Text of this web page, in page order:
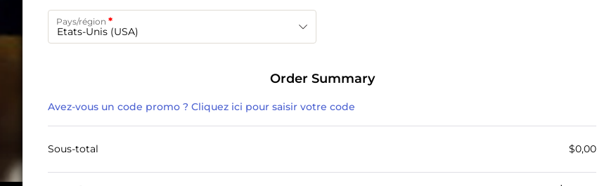
Pays/région *
Etats-Unis (USA)
Order Summary
Avez-vous un code promo ? Cliquez ici pour saisir votre code
Sous-total $0,00